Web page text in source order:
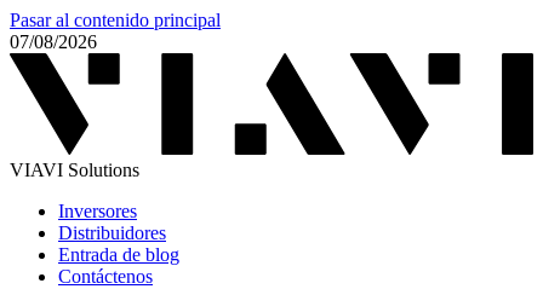
Pasar al contenido principal
07/08/2026
VIAVI Solutions
Inversores
Distribuidores
Entrada de blog
Contáctenos